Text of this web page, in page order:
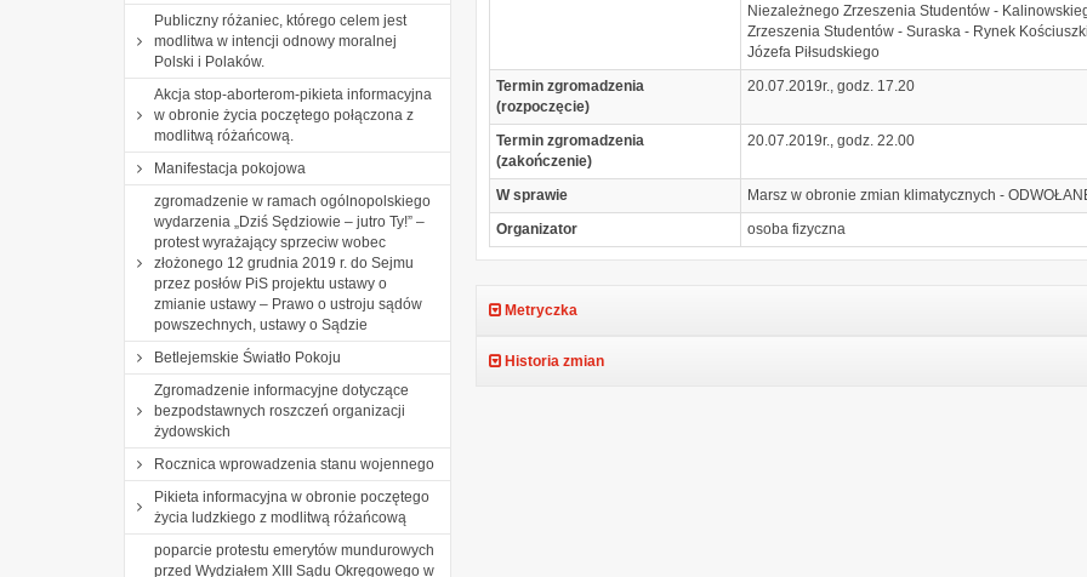
Publiczny różaniec, którego celem jest
modlitwa w intencji odnowy moralnej
Polski i Polaków.
Akcja stop-aborterom-pikieta informacyjna
w obronie życia poczętego połączona z
modlitwą różańcową.
Manifestacja pokojowa
zgromadzenie w ramach ogólnopolskiego
wydarzenia „Dziś Sędziowie – jutro Ty!” –
protest wyrażający sprzeciw wobec
złożonego 12 grudnia 2019 r. do Sejmu
przez posłów PiS projektu ustawy o
zmianie ustawy – Prawo o ustroju sądów
powszechnych, ustawy o Sądzie
Betlejemskie Światło Pokoju
Zgromadzenie informacyjne dotyczące
bezpodstawnych roszczeń organizacji
żydowskich
Rocznica wprowadzenia stanu wojennego
Pikieta informacyjna w obronie poczętego
życia ludzkiego z modlitwą różańcową
poparcie protestu emerytów mundurowych
przed Wydziałem XIII Sądu Okręgowego w
Niezależnego Zrzeszenia Studentów -
Zrzeszenia Studentów - Suraska - Rynek
Józefa Piłsudskiego
Termin zgromadzenia
(rozpoczęcie)
20.07.2019r., godz. 17.20
Termin zgromadzenia
(zakończenie)
20.07.2019r., godz. 22.00
W sprawie
Marsz w obronie zmian klimatycznych -
Organizator
osoba fizyczna
Metryczka
Historia zmian